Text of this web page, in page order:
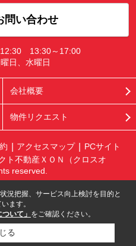
問い合わせ
12:30 13:30～17:00
日、水曜日
会社概要
物件リクエスト
アクセスマップ
PCサイト
ト不動産ＸＯＮ（クロスオ
reserved.
況把握、サービス向上検討を目的と
ます。
いて」 をご確認ください。
る